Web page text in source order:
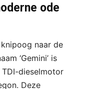
ode
naar de
‘Gemini’ is
dieselmotor
Deze